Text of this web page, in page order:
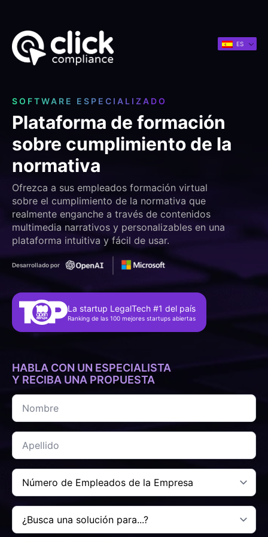
ES
SOFTWARE ESPECIALIZADO
Plataforma de formación
sobre cumplimiento de la
normativa
Ofrezca a sus empleados formación virtual
sobre el cumplimiento de la normativa que
realmente enganche a través de contenidos
multimedia narrativos y personalizables en una
plataforma intuitiva y fácil de usar.
Desarrollado por
La startup LegalTech #1 del país
Ranking de las 100 mejores startups abiertas
HABLA CON UN ESPECIALISTA
Y RECIBA UNA PROPUESTA
Nombre
Apellido
Número
Colaboradores
la
Empresa
*
Buscas
una
solución